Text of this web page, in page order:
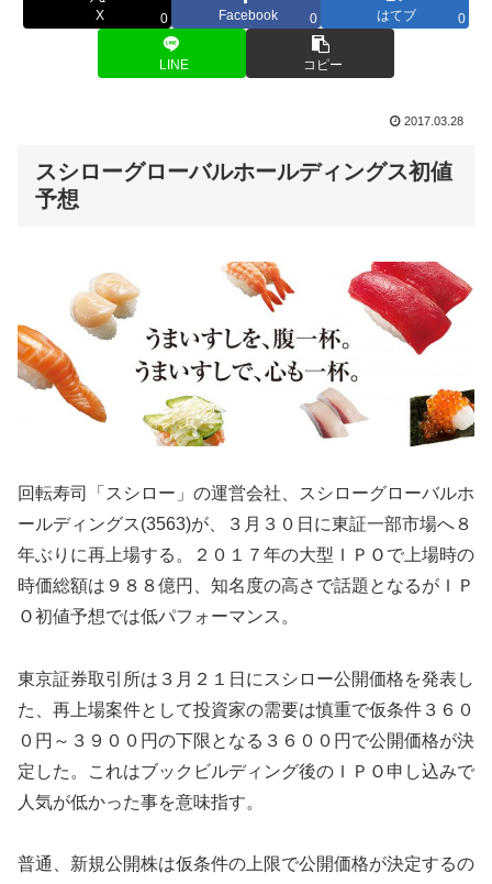
X 0 Facebook 0 はてブ 0
LINE コピー
2017.03.28
スシローグローバルホールディングス初値
予想
回転寿司「スシロー」の運営会社、スシローグローバルホ
ールディングス(3563)が、３月３０日に東証一部市場へ８
年ぶりに再上場する。２０１７年の大型ＩＰＯで上場時の
時価総額は９８８億円、知名度の高さで話題となるがＩＰ
Ｏ初値予想では低パフォーマンス。
東京証券取引所は３月２１日にスシロー公開価格を発表し
た、再上場案件として投資家の需要は慎重で仮条件３６０
０円～３９００円の下限となる３６００円で公開価格が決
定した。これはブックビルディング後のＩＰＯ申し込みで
人気が低かった事を意味指す。
普通、新規公開株は仮条件の上限で公開価格が決定するの